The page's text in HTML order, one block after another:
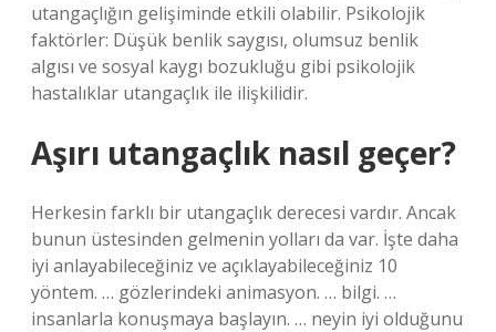
utangaçlığın gelişiminde etkili olabilir. Psikolojik
faktörler: Düşük benlik saygısı, olumsuz benlik
algısı ve sosyal kaygı bozukluğu gibi psikolojik
hastalıklar utangaçlık ile ilişkilidir.
Aşırı utangaçlık nasıl geçer?
Herkesin farklı bir utangaçlık derecesi vardır. Ancak
bunun üstesinden gelmenin yolları da var. İşte daha
iyi anlayabileceğiniz ve açıklayabileceğiniz 10
yöntem. … gözlerindeki animasyon. … bilgi. …
insanlarla konuşmaya başlayın. … neyin iyi olduğunu